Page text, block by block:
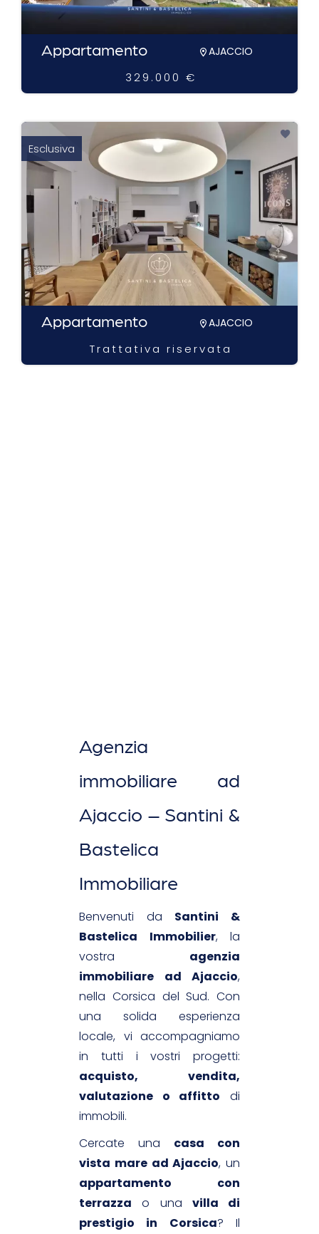
Appartamento AJACCIO
329.000 €
Appartamento AJACCIO
Trattativa riservata
Esclusiva
Agenzia
immobiliare ad
Ajaccio – Santini &
Bastelica
Immobiliare
Benvenuti da Santini &
Bastelica Immobilier, la
vostra agenzia
immobiliare ad Ajaccio,
nella Corsica del Sud. Con
una solida esperienza
locale, vi accompagniamo
in tutti i vostri progetti:
acquisto, vendita,
valutazione o affitto di
immobili.
Cercate una casa con
vista mare ad Ajaccio, un
appartamento con
terrazza o una villa di
prestigio in Corsica? Il